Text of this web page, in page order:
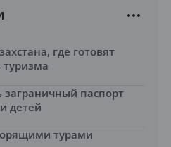
где готовят
туризма
паспорт
детей
турами